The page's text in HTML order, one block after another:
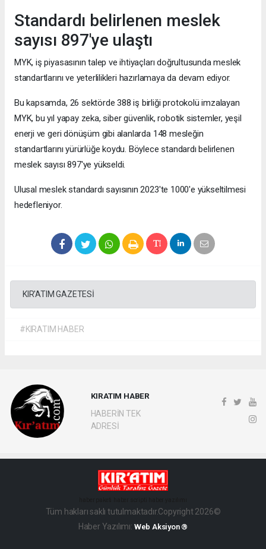
Standardı belirlenen meslek
sayısı 897'ye ulaştı
MYK, iş piyasasının talep ve ihtiyaçları doğrultusunda meslek
standartlarını ve yeterlilikleri hazırlamaya da devam ediyor.
Bu kapsamda, 26 sektörde 388 iş birliği protokolü imzalayan
MYK, bu yıl yapay zeka, siber güvenlik, robotik sistemler, yeşil
enerji ve geri dönüşüm gibi alanlarda 148 mesleğin
standartlarını yürürlüğe koydu. Böylece standardı belirlenen
meslek sayısı 897'ye yükseldi.
Ulusal meslek standardı sayısının 2023'te 1000'e yükseltilmesi
hedefleniyor.
KIR'ATIM GAZETESİ
#KIRATIM HABER
KIRATIM HABER
HABERİN TEK
ADRESİ
Tüm hakları saklı tutulmaktadır.Copyright 2026©
Haber Yazılımı: Web Aksiyon ®